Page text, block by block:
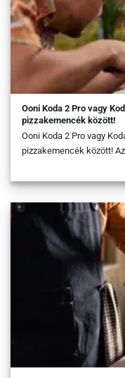
Ooni Koda 2 Pro vagy
pizzakemencék között!
Ooni Koda 2 Pro vagy
pizzakemencék között!